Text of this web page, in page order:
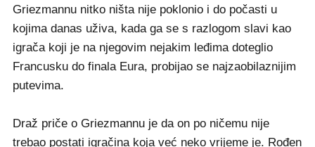
Griezmannu nitko ništa nije poklonio i do počasti u
kojima danas uživa, kada ga se s razlogom slavi kao
igrača koji je na njegovim nejakim leđima doteglio
Francusku do finala Eura, probijao se najzaobilaznijim
putevima.
Draž priče o Griezmannu je da on po ničemu nije
trebao postati igračina koja već neko vrijeme je. Rođen